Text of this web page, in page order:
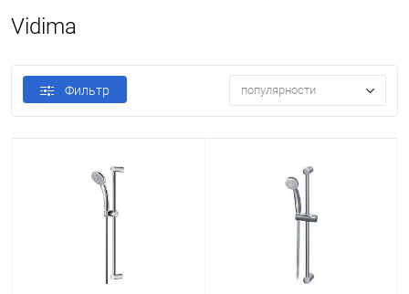
Vidima
Фильтр популярности